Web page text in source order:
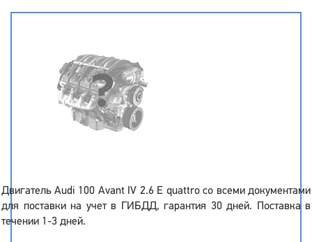
Двигатель Audi 100 Avant IV 2.6 E quattro со всеми документами
для поставки на учет в ГИБДД, гарантия 30 дней. Поставка в
течении 1-3 дней.